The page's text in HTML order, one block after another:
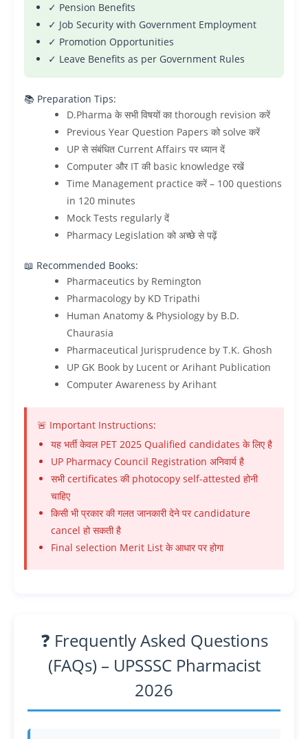
✓ Pension Benefits
✓ Job Security with Government Employment
✓ Promotion Opportunities
✓ Leave Benefits as per Government Rules
📚 Preparation Tips:
D.Pharma के सभी विषयों का thorough revision करें
Previous Year Question Papers को solve करें
UP से संबंधित Current Affairs पर ध्यान दें
Computer और IT की basic knowledge रखें
Time Management practice करें – 100 questions
in 120 minutes
Mock Tests regularly दें
Pharmacy Legislation को अच्छे से पढ़ें
📖 Recommended Books:
Pharmaceutics by Remington
Pharmacology by KD Tripathi
Human Anatomy & Physiology by B.D.
Chaurasia
Pharmaceutical Jurisprudence by T.K. Ghosh
UP GK Book by Lucent or Arihant Publication
Computer Awareness by Arihant
🚨 Important Instructions:
यह भर्ती केवल PET 2025 Qualified candidates के लिए है
UP Pharmacy Council Registration अनिवार्य है
सभी certificates की photocopy self-attested होनी
चाहिए
किसी भी प्रकार की गलत जानकारी देने पर candidature
cancel हो सकती है
Final selection Merit List के आधार पर होगा
❓ Frequently Asked Questions
(FAQs) – UPSSSC Pharmacist
2026